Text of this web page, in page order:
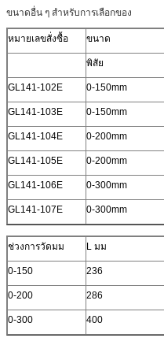
ขนาดอื่น ๆ สำหรับการเลือกของ
หมายเลขสั่งซื้อ ขนาด
พิสัย
GL141-102E 0-150mm
GL141-103E 0-150mm
GL141-104E 0-200mm
GL141-105E 0-200mm
GL141-106E 0-300mm
GL141-107E 0-300mm
ช่วงการวัดมม L มม
0-150 236
0-200 286
0-300 400